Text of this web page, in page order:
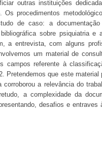
outras instituições
Os procedimentos
de caso: a
sobre psiquiatria
a entrevista, com alguns
um material de
campos referente à
Pretendemos que este
a relevância do
a complexidade da
desafios e